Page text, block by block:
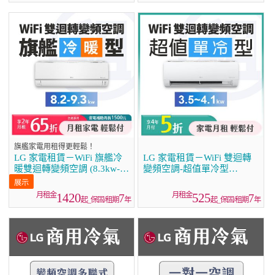
旗艦家電用租得更輕鬆！
LG 家電租賃－WiFi 旗艦冷
暖雙迴轉變頻空調 (8.3kw-
9.3kw)
1420起_保固/租期7年
LG 家電租賃－WiFi 雙迴轉
變頻空調-超值單冷型
525起_保固/租期7年